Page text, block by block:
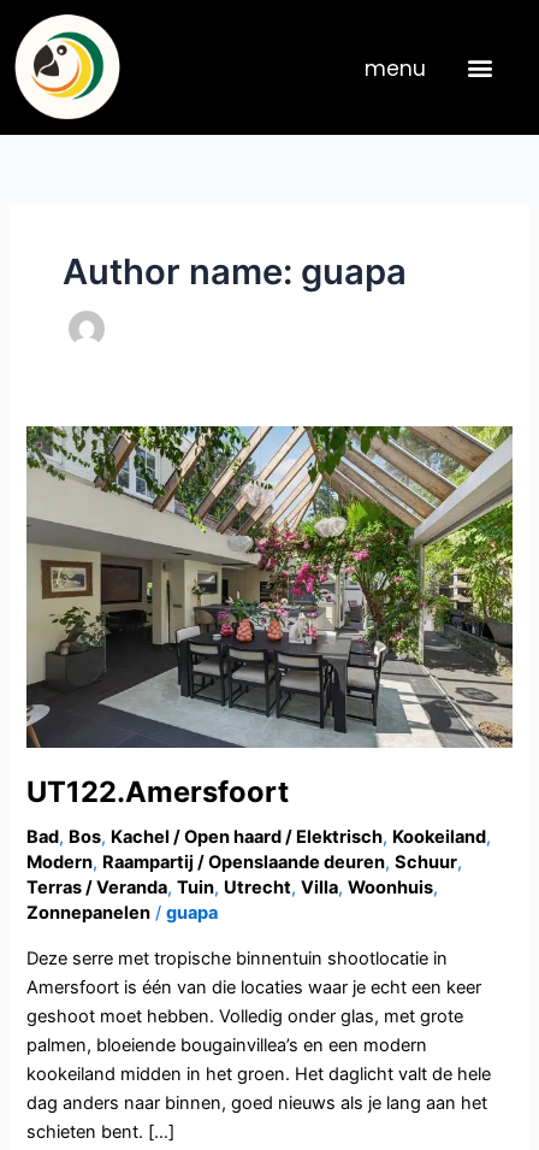
content
menu
Author name: guapa
UT122.Amersfoort
Bad, Bos, Kachel / Open haard / Elektrisch, Kookeiland,
Modern, Raampartij / Openslaande deuren,Schuur,
Terras / Veranda,Tuin, Utrecht,Villa,Woonhuis,
Zonnepanelen /guapa
Deze serre met tropische binnentuin shootlocatie in
Amersfoort is één van die locaties waar je echt een keer
geshoot moet hebben. Volledig onder glas, met grote
palmen, bloeiende bougainvillea’s en een modern
kookeiland midden in het groen. Het daglicht valt de hele
dag anders naar binnen, goed nieuws als je lang aan het
schieten bent. […]
UT122.Amersfoort